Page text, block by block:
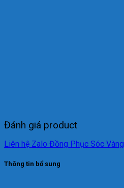
Đánh giá product
Liên hệ Zalo Đồng Phục Sóc Vàng
Thông tin bổ sung